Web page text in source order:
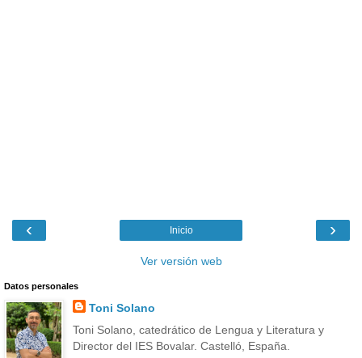
‹ ›
Inicio
Ver versión web
Datos personales
Toni Solano
Toni Solano, catedrático de Lengua y Literatura y
Director del IES Bovalar. Castelló, España.